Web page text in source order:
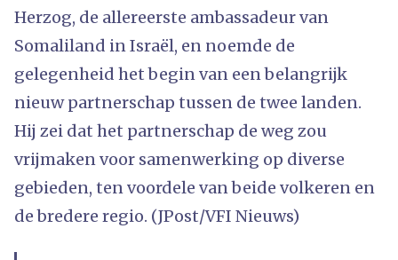
Herzog, de allereerste ambassadeur van
Somaliland in Israël, en noemde de
gelegenheid het begin van een belangrijk
nieuw partnerschap tussen de twee landen.
Hij zei dat het partnerschap de weg zou
vrijmaken voor samenwerking op diverse
gebieden, ten voordele van beide volkeren en
de bredere regio. (JPost/VFI Nieuws)